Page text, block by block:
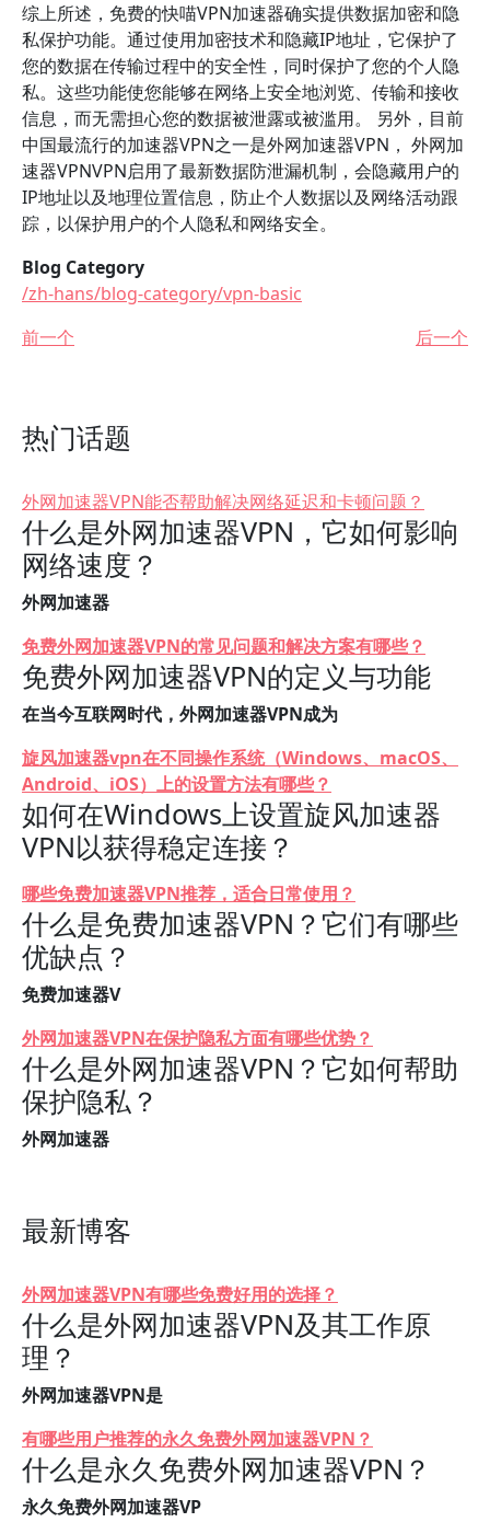
综上所述，免费的快喵VPN加速器确实提供数据加密和隐
私保护功能。通过使用加密技术和隐藏IP地址，它保护了
您的数据在传输过程中的安全性，同时保护了您的个人隐
私。这些功能使您能够在网络上安全地浏览、传输和接收
信息，而无需担心您的数据被泄露或被滥用。 另外，目前
中国最流行的加速器VPN之一是外网加速器VPN， 外网加
速器VPNVPN启用了最新数据防泄漏机制，会隐藏用户的
IP地址以及地理位置信息，防止个人数据以及网络活动跟
踪，以保护用户的个人隐私和网络安全。
Blog Category
/zh-hans/blog-category/vpn-basic
前一个
后一个
热门话题
外网加速器VPN能否帮助解决网络延迟和卡顿问题？
什么是外网加速器VPN，它如何影响
网络速度？
外网加速器
免费外网加速器VPN的常见问题和解决方案有哪些？
免费外网加速器VPN的定义与功能
在当今互联网时代，外网加速器VPN成为
旋风加速器vpn在不同操作系统（Windows、macOS、
Android、iOS）上的设置方法有哪些？
如何在Windows上设置旋风加速器
VPN以获得稳定连接？
哪些免费加速器VPN推荐，适合日常使用？
什么是免费加速器VPN？它们有哪些
优缺点？
免费加速器V
外网加速器VPN在保护隐私方面有哪些优势？
什么是外网加速器VPN？它如何帮助
保护隐私？
外网加速器
最新博客
外网加速器VPN有哪些免费好用的选择？
什么是外网加速器VPN及其工作原
理？
外网加速器VPN是
有哪些用户推荐的永久免费外网加速器VPN？
什么是永久免费外网加速器VPN？
永久免费外网加速器VP